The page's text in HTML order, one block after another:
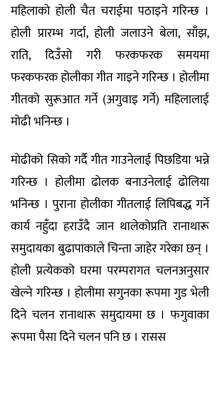
महिलाको होली चैत चराईमा पठाइने गरिन्छ ।
होली प्रारम्भ गर्दा, होली जलाउने बेला, साँझ,
राति, दिउँसो गरी फरकफरक समयमा
फरकफरक होलीका गीत गाइने गरिन्छ । होलीमा
गीतको सुरूआत गर्ने (अगुवाइ गर्ने) महिलालाई
मोढी भनिन्छ ।
मोढीको सिको गर्दै गीत गाउनेलाई पिछडिया भन्ने
गरिन्छ । होलीमा ढोलक बनाउनेलाई ढोलिया
भनिन्छ । पुराना होलीका गीतलाई लिपिबद्ध गर्ने
कार्य नहुँदा हराउँदै जान थालेकोप्रति रानाथारू
समुदायका बुढापाकाले चिन्ता जाहेर गरेका छन् ।
होली प्रत्येकको घरमा परम्परागत चलनअनुसार
खेल्ने गरिन्छ । होलीमा सगुनका रूपमा गुड भेली
दिने चलन रानाथारू समुदायमा छ । फगुवाका
रूपमा पैसा दिने चलन पनि छ । रासस